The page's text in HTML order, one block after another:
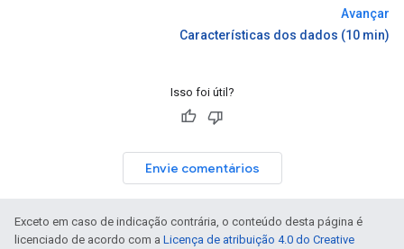
Avançar
Características dos dados (10 min)
Isso foi útil?
Envie comentários
Exceto em caso de indicação contrária, o conteúdo desta página é
licenciado de acordo com a Licença de atribuição 4.0 do Creative